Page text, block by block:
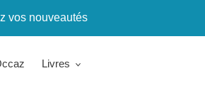
vos nouveautés
Livres